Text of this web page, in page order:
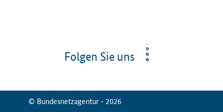
Folgen Sie uns
© Bundesnetzagentur - 2026